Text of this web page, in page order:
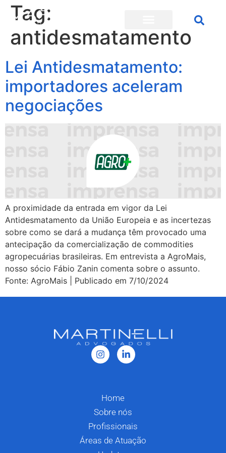
Tag:
antidesmatamento
Lei Antidesmatamento:
importadores aceleram
negociações
A proximidade da entrada em vigor da Lei
Antidesmatamento da União Europeia e as incertezas
sobre como se dará a mudança têm provocado uma
antecipação da comercialização de commodities
agropecuárias brasileiras. Em entrevista a AgroMais,
nosso sócio Fábio Zanin comenta sobre o assunto.
Fonte: AgroMais | Publicado em 7/10/2024
Home
Sobre nós
Profissionais
Áreas de Atuação